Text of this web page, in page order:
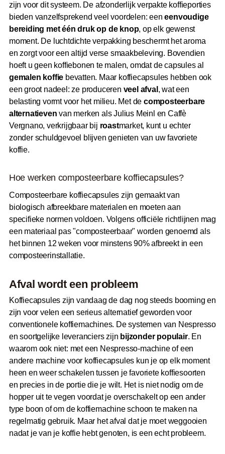
zijn voor dit systeem. De afzonderlijk verpakte koffieporties
bieden vanzelfsprekend veel voordelen: eeneenvoudige
bereiding met één druk op de knop, op elk gewenst
moment. De luchtdichte verpakking beschermt het aroma
en zorgt voor een altijd verse smaakbeleving. Bovendien
hoeft u geen koffiebonen te malen, omdat de capsules al
gemalen koffie bevatten. Maar koffiecapsules hebben ook
een groot nadeel: ze produceren veel afval , wat een
belasting vormt voor het milieu. Met decomposteerbare
alternatieven van merken als Julius Meinl en Caffè
Vergnano, verkrijgbaar bij roastmarket, kunt u echter
zonder schuldgevoel blijven genieten van uw favoriete
koffie.
Hoe werken composteerbare koffiecapsules?
Composteerbare koffiecapsules zijn gemaakt van
biologisch afbreekbare materialen en moeten aan
specifieke normen voldoen. Volgens officiële richtlijnen mag
een materiaal pas "composteerbaar" worden genoemd als
het binnen 12 weken voor minstens 90% afbreekt in een
composteerinstallatie.
Afval wordt een probleem
Koffiecapsules zijn vandaag de dag nog steeds booming en
zijn voor velen een serieus alternatief geworden voor
conventionele koffiemachines. De systemen van Nespresso
en soortgelijke leveranciers zijn bijzonder populair. En
waarom ook niet: met een Nespresso-machine of een
andere machine voor koffiecapsules kun je op elk moment
heen en weer schakelen tussen je favoriete koffiesoorten
en precies in de portie die je wilt. Het is niet nodig om de
hopper uit te vegen voordat je overschakelt op een ander
type boon of om de koffiemachine schoon te maken na
regelmatig gebruik. Maar het afval dat je moet weggooien
nadat je van je koffie hebt genoten, is een echt probleem.